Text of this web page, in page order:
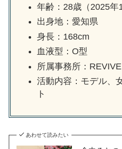
年齢：28歳（2025年
出身地：愛知県
身長：168cm
血液型：O型
所属事務所：REVIVE
活動内容：モデル、
ト
あわせて読みたい